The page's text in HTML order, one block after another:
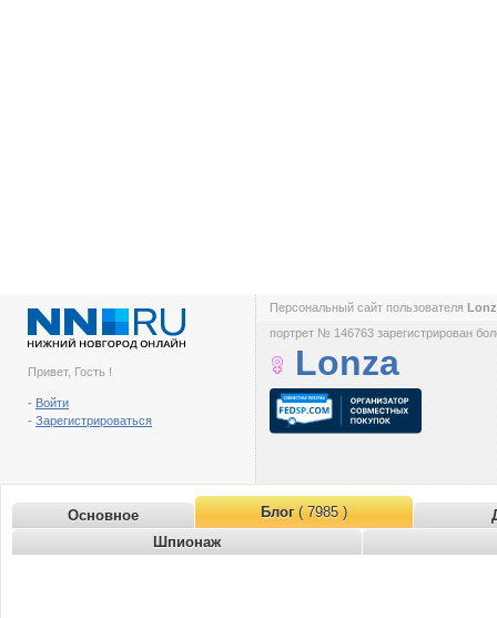
Привет, Гость !
- Войти
- Зарегистрироваться
Персональный сайт пользователя
портрет № 146763 зарегистрирован
Lonza
Основное Блог( 7985 )
Шпионаж